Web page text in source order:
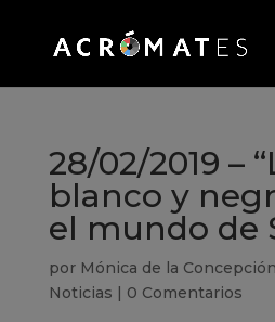
28/02/2019 –
blanco y
el mundo de
por Mónica de la Concepción
Noticias | 0 Comentarios